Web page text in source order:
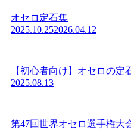
オセロ定石集
2025.10.252026.04.12
【初心者向け】オセロの定
2025.08.13
第47回世界オセロ選手権大